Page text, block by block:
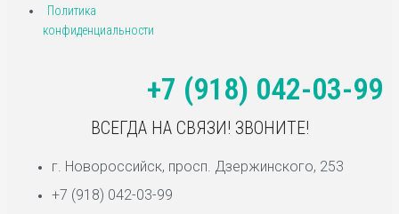
Политика
конфиденциальности
+7 (918) 042-03-99
ВСЕГДА НА СВЯЗИ! ЗВОНИТЕ!
г. Новороссийск, просп. Дзержинского, 253
+7 (918) 042-03-99